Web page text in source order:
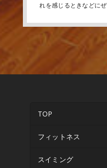
れを感じるときなどに
TOP
フィットネス
スイミング